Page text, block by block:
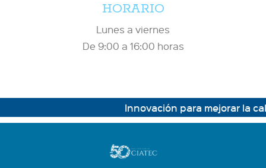
HORARIO
Lunes a viernes
De 9:00 a 16:00 horas
Innovación para mejorar la